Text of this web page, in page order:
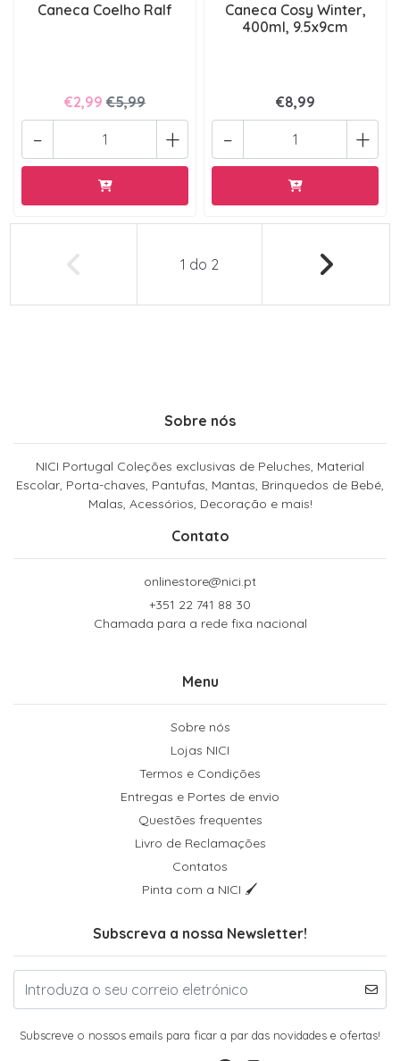
Caneca Coelho Ralf
€2,99 €5,99
+
-
Caneca Cosy Winter,
400ml, 9.5x9cm
€8,99
+
-
1 do 2
Sobre nós
NICI Portugal Coleções exclusivas de Peluches, Material
Escolar, Porta-chaves, Pantufas, Mantas, Brinquedos de Bebé,
Malas, Acessórios, Decoração e mais!
Contato
onlinestore@nici.pt
+351 22 741 88 30
Chamada para a rede fixa nacional
Menu
Sobre nós
Lojas NICI
Termos e Condições
Entregas e Portes de envio
Questões frequentes
Livro de Reclamações
Contatos
Pinta com a NICI 🖌
Subscreva a nossa Newsletter!
Subscreve o nossos emails para ficar a par das novidades e ofertas!